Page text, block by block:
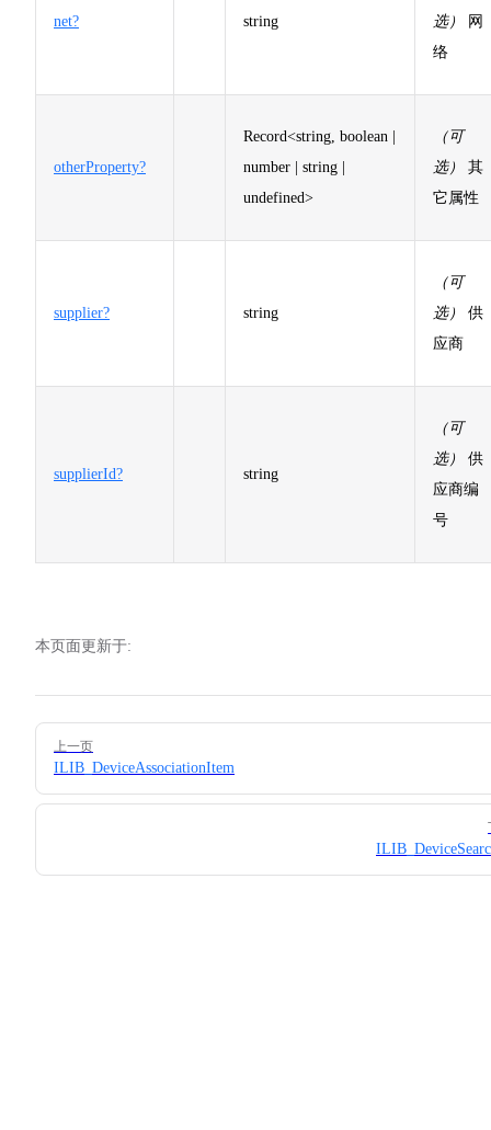
net? string
选）
网
络
otherProperty?
Record<string, boolean |
number | string |
undefined>
（可
选）
其
它属性
supplier? string
（可
选）
供
应商
supplierId? string
（可
选）
供
应商编
号
本页面更新于:
Pager
上一页
ILIB_DeviceAssociationItem